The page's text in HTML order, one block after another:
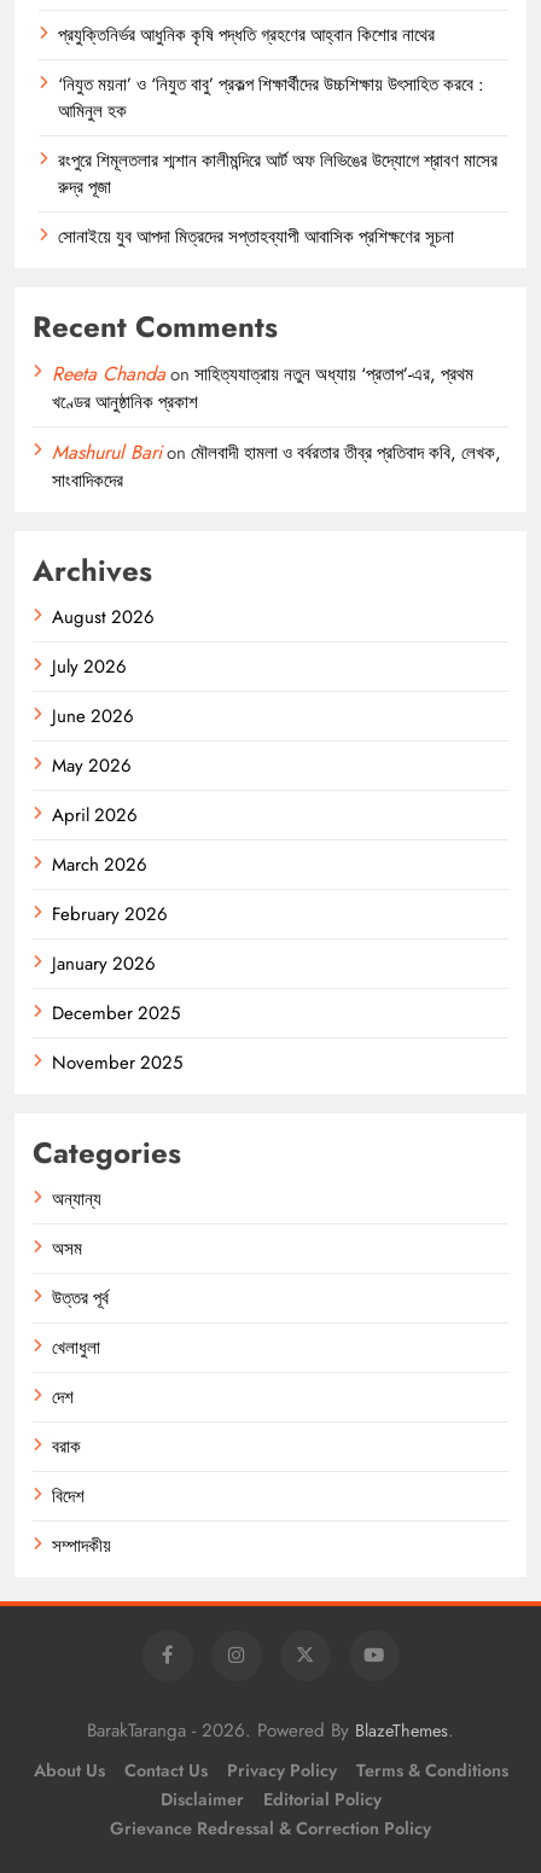
প্রযুক্তিনির্ভর আধুনিক কৃষি পদ্ধতি গ্রহণের আহ্বান কিশোর নাথের
‘নিযুত ময়না’ ও ‘নিযুত বাবু’ প্রকল্প শিক্ষার্থীদের উচ্চশিক্ষায় উৎসাহিত করবে :
আমিনুল হক
রংপুরে শিমূলতলার শ্মশান কালীমন্দিরে আর্ট অফ লিভিঙের উদ্যোগে শ্রাবণ মাসের
রুদ্র পূজা
সোনাইয়ে যুব আপদা মিত্রদের সপ্তাহব্যাপী আবাসিক প্রশিক্ষণের সূচনা
Recent Comments
Reeta Chandaon সাহিত্যযাত্রায় নতুন অধ্যায় ‘প্রতাপ’-এর, প্রথম
খণ্ডের আনুষ্ঠানিক প্রকাশ
Mashurul Barion মৌলবাদী হামলা ও বর্বরতার তীব্র প্রতিবাদ কবি, লেখক,
সাংবাদিকদের
Archives
August 2026
July 2026
June 2026
May 2026
April 2026
March 2026
February 2026
January 2026
December 2025
November 2025
Categories
অন্যান্য
অসম
উত্তর পূর্ব
খেলাধুলা
দেশ
বরাক
বিদেশ
সম্পাদকীয়
BarakTaranga - 2026. Powered By BlazeThemes.
About Us Contact Us Privacy Policy
Terms & Conditions
Disclaimer
Editorial Policy
Grievance Redressal & Correction Policy